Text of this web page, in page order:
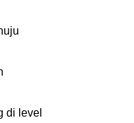
di level